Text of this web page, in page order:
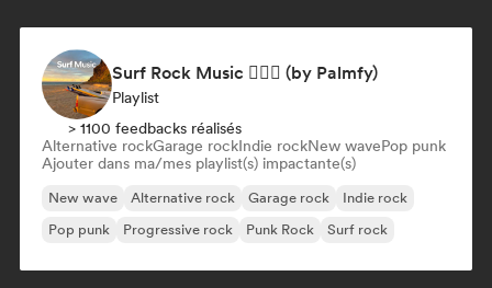
Surf Rock Music 🏄🏻‍♂️ (by Palmfy)
Playlist
> 1100 feedbacks réalisés
Alternative rockGarage rockIndie rockNew wavePop punk
Ajouter dans ma/mes playlist(s) impactante(s)
New wave Alternative rock Garage rock
Indie rock
Pop punk
Progressive rock Punk Rock Surf rock